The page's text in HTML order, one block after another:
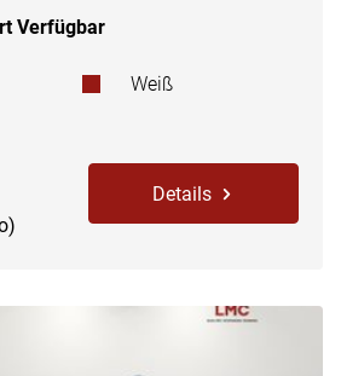
Verfügbar
Weiß
Details